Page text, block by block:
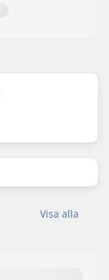
Visa alla